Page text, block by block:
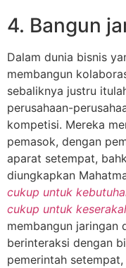
4. Bangun
Dalam dunia bisnis
membangun
sebaliknya justru
perusahaan-
kompetisi. Mereka
pemasok, dengan
aparat setempat,
diungkapkan
cukup untuk
cukup untuk
membangun jaringan
berinteraksi dengan
pemerintah